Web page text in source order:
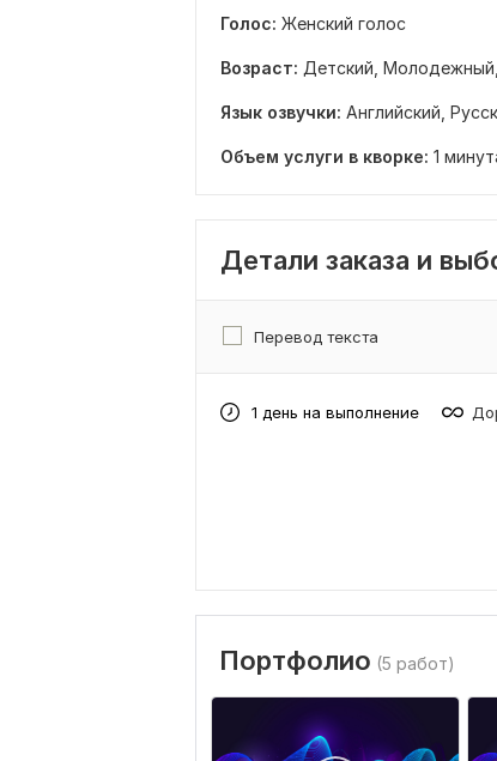
Голос: Женский голос
Возраст: Детский, Молодежный,
Язык озвучки: Английский,
Объем услуги в кворке: 1
Детали заказа и
Перевод текста
1 день на выполнение
Портфолио (5 работ)